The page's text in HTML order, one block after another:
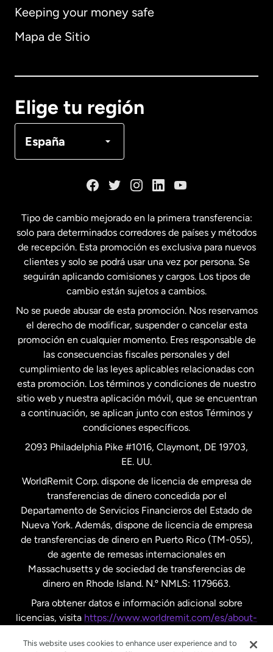
Keeping your money safe
Mapa de Sitio
Elige tu región
España
Alemania
Français
Estados Unidos English
Estados Unidos Español
Francia
Malasia
Nueva Zelanda
Países Bajos
Suecia
Tipo de cambio mejorado en la primera transferencia:
solo para determinados corredores de países y métodos
de recepción. Esta promoción es exclusiva para nuevos
clientes y solo se podrá usar una vez por persona. Se
seguirán aplicando comisiones y cargos. Los tipos de
cambio están sujetos a cambios.
No se puede abusar de esta promoción. Nos reservamos
el derecho de modificar, suspender o cancelar esta
promoción en cualquier momento. Eres responsable de
las consecuencias fiscales personales y del
cumplimiento de las leyes aplicables relacionadas con
esta promoción. Los términos y condiciones de nuestro
sitio web y nuestra aplicación móvil, que se encuentran
a continuación, se aplican junto con estos Términos y
condiciones específicos.
2093 Philadelphia Pike #1016, Claymont, DE 19703,
EE. UU.
WorldRemit Corp. dispone de licencia de empresa de
transferencias de dinero concedida por el
Departamento de Servicios Financieros del Estado de
Nueva York. Además, dispone de licencia de empresa
de transferencias de dinero en Puerto Rico (TM-055),
de agente de remesas internacionales en
Massachusetts y de sociedad de transferencias de
dinero en Rhode Island. N.º NMLS: 1179663.
Para obtener datos e información adicional sobre
licencias, visita https://www.worldremit.com/es/about-
This website uses cookies to enhance user experience and to